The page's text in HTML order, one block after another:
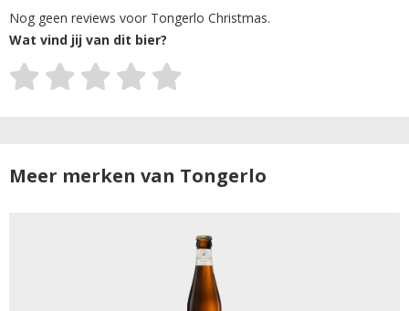
Nog geen reviews voor Tongerlo Christmas.
Wat vind jij van dit bier?
Meer merken van Tongerlo